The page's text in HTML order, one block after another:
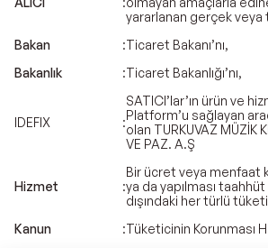
yararlanan gerçek veya
Bakan
:Ticaret Bakanı’nı,
Bakanlık
:Ticaret Bakanlığı’nı,
IDEFIX :
SATICI’lar’ın ürün ve
Platform’u sağlayan
olan TURKUVAZ MÜZİK
VE PAZ. A.Ş
Hizmet :
Bir ücret veya menfaat
ya da yapılması
dışındaki her türlü
Kanun
:Tüketicinin Korunması